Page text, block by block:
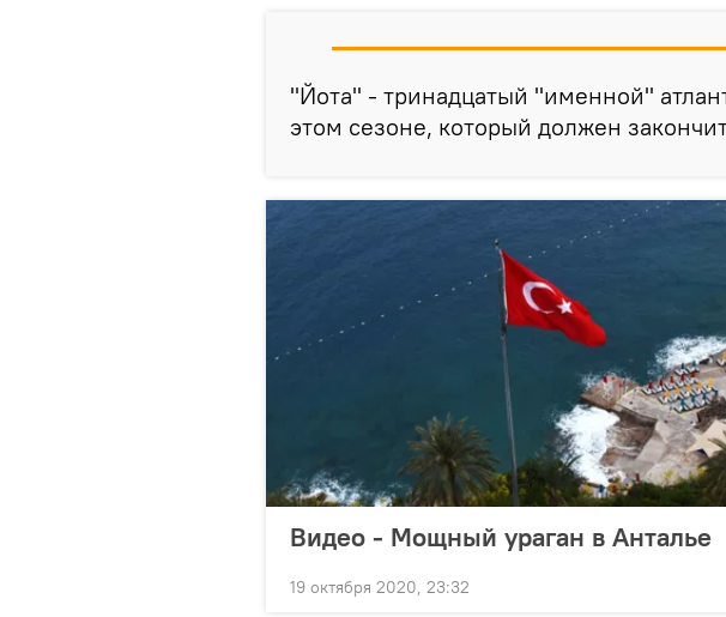
"Йота" - тринадцатый "именной"
этом сезоне, который должен
Видео - Мощный ураган в Анталье
19 октября 2020, 23:32